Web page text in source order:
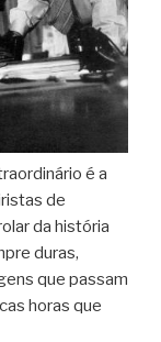
é a
de
da história
duras,
que passam
horas que